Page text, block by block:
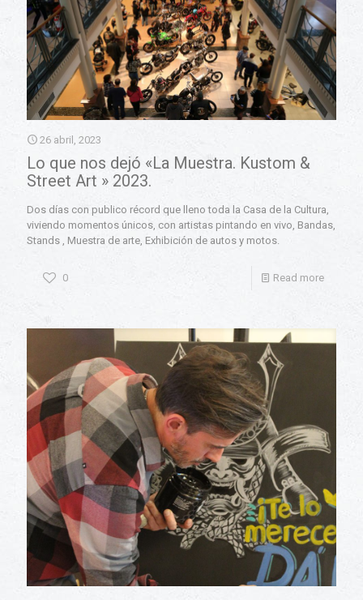
26 abril, 2023
Lo que nos dejó «La Muestra. Kustom &
Street Art » 2023.
Dos días con publico récord que lleno toda la Casa de la Cultura,
viviendo momentos únicos, con artistas pintando en vivo, Bandas,
Stands , Muestra de arte, Exhibición de autos y motos.
0 Read more